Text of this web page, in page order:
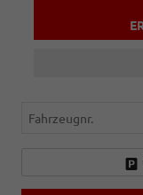
Fahrzeugnr.